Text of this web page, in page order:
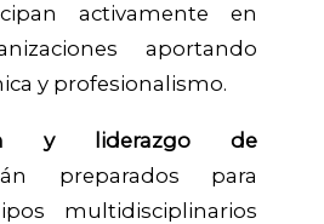
activamente en
aportando
y profesionalismo.
y liderazgo de
preparados para
multidisciplinarios